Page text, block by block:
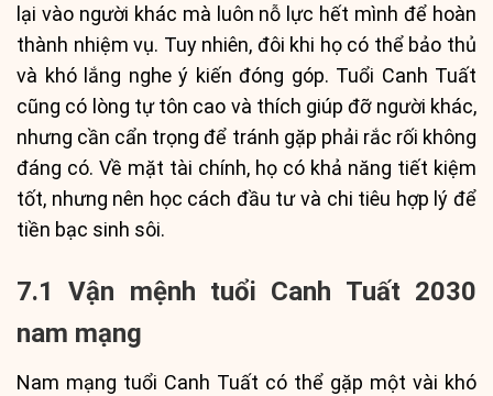
lại vào người khác mà luôn nỗ lực hết mình để hoàn
thành nhiệm vụ. Tuy nhiên, đôi khi họ có thể bảo thủ
và khó lắng nghe ý kiến đóng góp. Tuổi Canh Tuất
cũng có lòng tự tôn cao và thích giúp đỡ người khác,
nhưng cần cẩn trọng để tránh gặp phải rắc rối không
đáng có. Về mặt tài chính, họ có khả năng tiết kiệm
tốt, nhưng nên học cách đầu tư và chi tiêu hợp lý để
tiền bạc sinh sôi.
7.1 Vận mệnh tuổi Canh Tuất 2030
nam mạng
Nam mạng tuổi Canh Tuất có thể gặp một vài khó